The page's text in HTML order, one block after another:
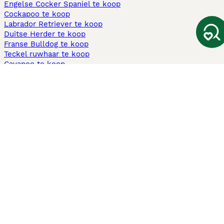
Engelse Cocker Spaniel te koop
Cockapoo te koop
Labrador Retriever te koop
Duitse Herder te koop
Franse Bulldog te koop
Teckel ruwhaar te koop
Cavapoo te koop